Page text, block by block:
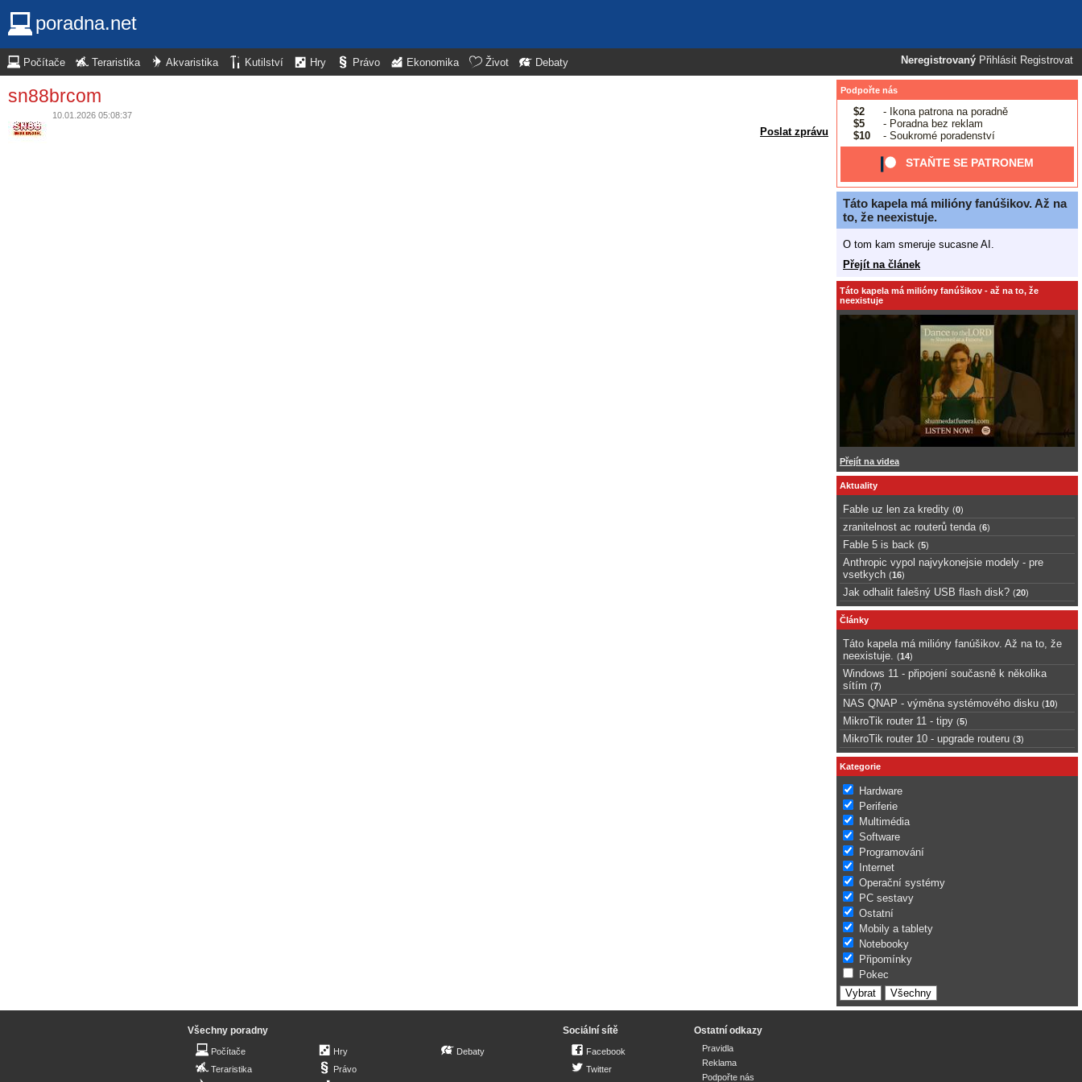
poradna.net
Neregistrovaný Přihlásit Registrovat
Počítače Teraristika Akvaristika Kutilství Hry Právo Ekonomika Život Debaty
sn88brcom
10.01.2026 05:08:37
Poslat zprávu
Podpořte nás
$2
- Ikona patrona na poradně
$5
- Poradna bez reklam
$10
- Soukromé poradenství
STAŇTE SE PATRONEM
Táto kapela má milióny fanúšikov. Až na
to, že neexistuje.
O tom kam smeruje sucasne AI.
Přejít na článek
Táto kapela má milióny fanúšikov - až na to, že
neexistuje
Přejít na videa
Aktuality
Fable uz len za kredity (0)
zranitelnost ac routerů tenda (6)
Fable 5 is back (5)
Anthropic vypol najvykonejsie modely - pre
vsetkych (16)
Jak odhalit falešný USB flash disk? (20)
Články
Táto kapela má milióny fanúšikov. Až na to, že
neexistuje.
(14)
Windows 11 - připojení současně k několika
sítím (7)
NAS QNAP - výměna systémového disku (10)
MikroTik router 11 - tipy (5)
MikroTik router 10 - upgrade routeru (3)
Kategorie
Hardware
Periferie
Multimédia
Software
Programování
Internet
Operační systémy
PC sestavy
Ostatní
Mobily a tablety
Notebooky
Připomínky
Pokec
Všechny poradny
Počítače
Teraristika
Hry
Právo
Debaty
Sociální sítě
Facebook
Twitter
Ostatní odkazy
Pravidla
Reklama
Podpořte nás